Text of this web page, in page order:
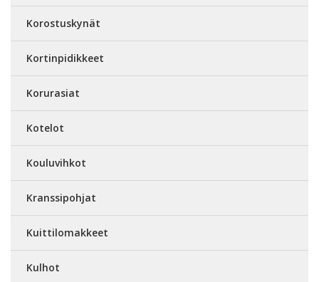
Korostuskynät
Kortinpidikkeet
Korurasiat
Kotelot
Kouluvihkot
Kranssipohjat
Kuittilomakkeet
Kulhot